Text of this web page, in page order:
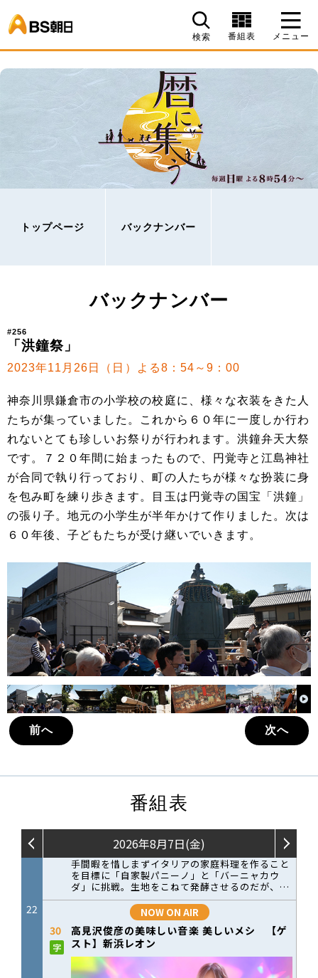
検索 番組表 メニュー
トップページ バックナンバー
バックナンバー
#256
「洪鐘祭」
2023年11月26日（日）よる8：54～9：00
神奈川県鎌倉市の小学校の校庭に、様々な衣装をきた人
たちが集っていました。これから６０年に一度しか行わ
れないとても珍しいお祭りが行われます。洪鐘弁天大祭
です。７２０年間に始まったもので、円覚寺と江島神社
が合同で執り行っており、町の人たちが様々な扮装に身
を包み町を練り歩きます。目玉は円覚寺の国宝「洪鐘」
の張り子。地元の小学生が半年かけて作りました。次は
６０年後、子どもたちが受け継いでいきます。
前へ 次へ
番組表